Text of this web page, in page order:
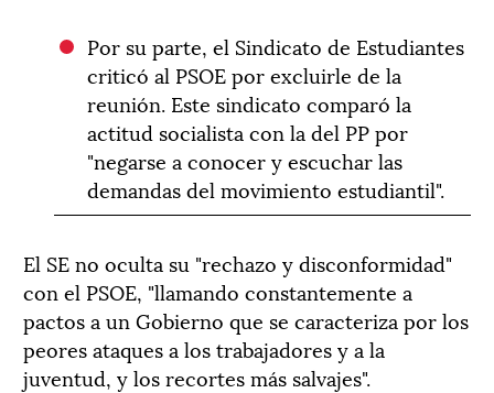
Por su parte, el Sindicato de Estudiantes
criticó al PSOE por excluirle de la
reunión. Este sindicato comparó la
actitud socialista con la del PP por
"negarse a conocer y escuchar las
demandas del movimiento estudiantil".
El SE no oculta su "rechazo y disconformidad"
con el PSOE, "llamando constantemente a
pactos a un Gobierno que se caracteriza por los
peores ataques a los trabajadores y a la
juventud, y los recortes más salvajes".